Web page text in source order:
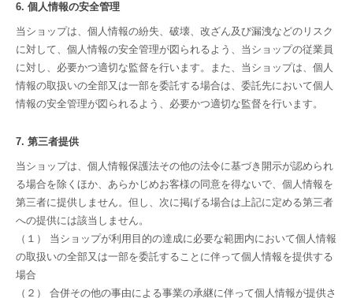
6. 個人情報の安全管理
当ショップは、個人情報の紛失、破壊、改ざん及び漏洩などのリスク
に対して、個人情報の安全管理が図られるよう、当ショップの従業員
に対し、必要かつ適切な監督を行います。また、当ショップは、個人
情報の取扱いの全部又は一部を委託する場合は、委託先において個人
情報の安全管理が図られるよう、必要かつ適切な監督を行います。
7. 第三者提供
当ショップは、個人情報保護法その他の法令に基づき開示が認められ
る場合を除くほか、あらかじめお客様の同意を得ないで、個人情報を
第三者に提供しません。但し、次に掲げる場合は上記に定める第三者
への提供には該当しません。
（１） 当ショップが利用目的の達成に必要な範囲内において個人情報
の取扱いの全部又は一部を委託することに伴って個人情報を提供する
場合
（２） 合併その他の事由による事業の承継に伴って個人情報が提供さ